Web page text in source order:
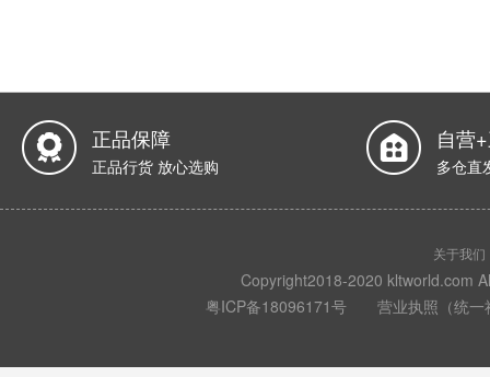
正品保障
正品行货 放心选购
自营
多仓直
关于我们
Copyright2018-2020 kltworld.com
粤ICP备18096171号 营业执照（统一